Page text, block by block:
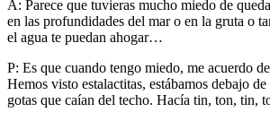
A: Parece que tuvieras mucho miedo de
en las profundidades del mar o en la gruta o
el agua te puedan ahogar…
P: Es que cuando tengo miedo, me acuerdo
Hemos visto estalactitas, estábamos debajo
gotas que caían del techo. Hacía tin, ton, tin,